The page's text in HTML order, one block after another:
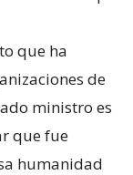
que ha
de
ministro es
que fue
humanidad